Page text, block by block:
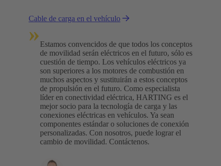
carga? Suponemos que se tratará de una
combinación de ambas opciones.
Cable de carga en el vehículo
» Estamos convencidos de que todos los conceptos
de movilidad serán eléctricos en el futuro, sólo es
cuestión de tiempo. Los vehículos eléctricos ya
son superiores a los motores de combustión en
muchos aspectos y sustituirán a estos conceptos
de propulsión en el futuro. Como especialista
líder en conectividad eléctrica, HARTING es el
mejor socio para la tecnología de carga y las
conexiones eléctricas en vehículos. Ya sean
componentes estándar o soluciones de conexión
personalizadas. Con nosotros, puede lograr el
cambio de movilidad. Contáctenos.